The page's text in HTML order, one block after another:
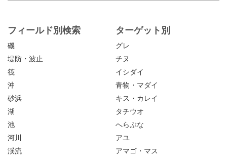
フィールド別検索
磯
堤防・波止
筏
沖
砂浜
湖
池
河川
渓流
ターゲット別
グレ
チヌ
イシダイ
青物・マダイ
キス・カレイ
タチウオ
へらぶな
アユ
アマゴ・マス